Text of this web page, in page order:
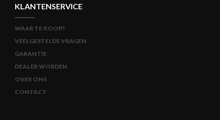
KLANTENSERVICE
WAAR TE KOOP?
VEELGESTELDE VRAGEN
GARANTIE
DEALER WORDEN
OVER ONS
CONTACT